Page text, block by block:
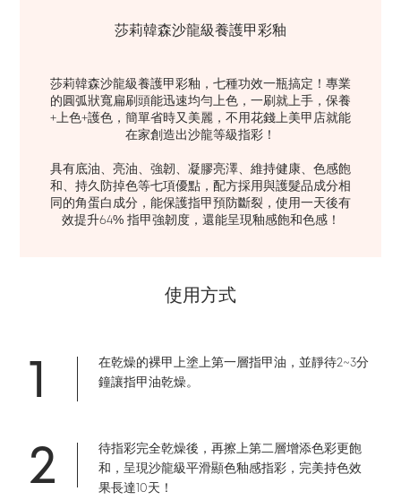
莎莉韓森沙龍級養護甲彩釉
莎莉韓森沙龍級養護甲彩釉，七種功效一瓶搞定！專業
的圓弧狀寬扁刷頭能迅速均勻上色，一刷就上手，保養
+上色+護色，簡單省時又美麗，不用花錢上美甲店就能
在家創造出沙龍等級指彩！
具有底油、亮油、強韌、凝膠亮澤、維持健康、色感飽
和、持久防掉色等七項優點，配方採用與護髮品成分相
同的角蛋白成分，能保護指甲預防斷裂，使用一天後有
效提升64% 指甲強韌度，還能呈現釉感飽和色感！
使用方式
1
在乾燥的裸甲上塗上第一層指甲油，並靜待2~3分
鐘讓指甲油乾燥。
2
待指彩完全乾燥後，再擦上第二層增添色彩更飽
和，呈現沙龍級平滑顯色釉感指彩，完美持色效
果長達10天！